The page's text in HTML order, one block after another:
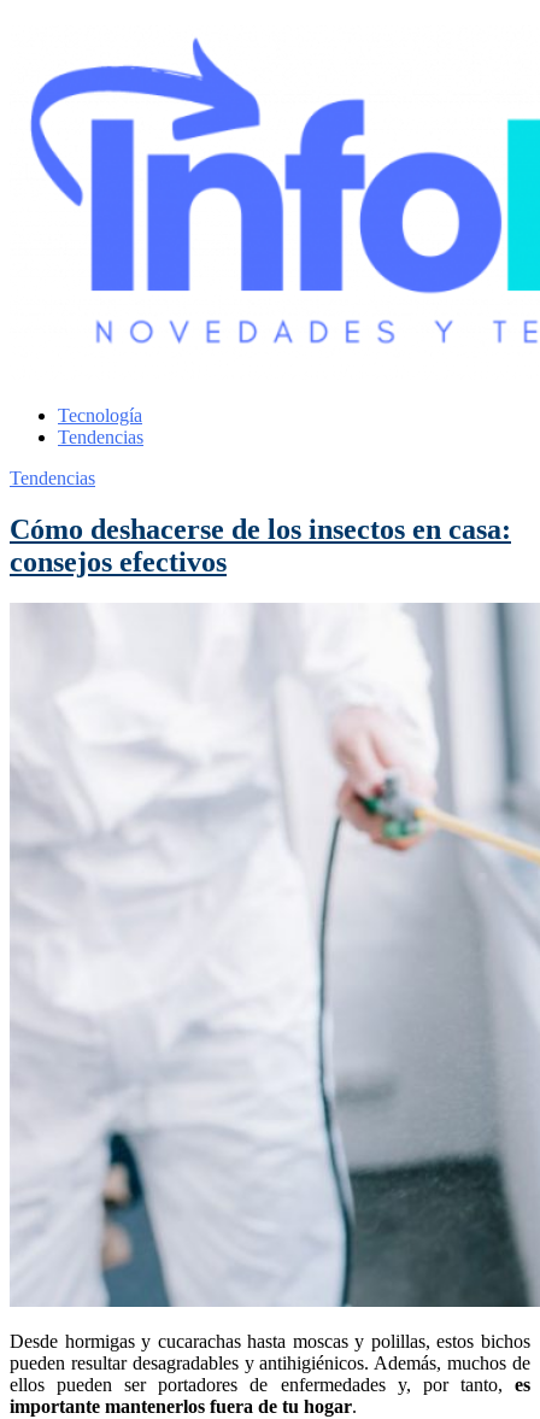
Tecnología
Tendencias
Tendencias
Cómo deshacerse de los insectos en casa:
consejos efectivos
Desde hormigas y cucarachas hasta moscas y polillas, estos bichos
pueden resultar desagradables y antihigiénicos. Además, muchos de
ellos pueden ser portadores de enfermedades y, por tanto, es
importante mantenerlos fuera de tu hogar.